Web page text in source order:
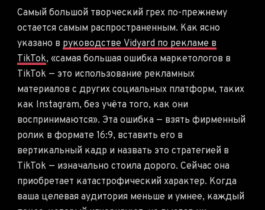
Самый большой творческий грех по-прежнему
остается самым распространенным. Как ясно
указано в руководстве Vidyard по рекламе в
TikTok, «самая большая ошибка маркетологов в
TikTok — это использование рекламных
материалов с других социальных платформ, таких
как Instagram, без учёта того, как они
воспринимаются». Эта ошибка — взять фирменный
ролик в формате 16:9, вставить его в
вертикальный кадр и назвать это стратегией в
TikTok — изначально стоила дорого. Сейчас она
приобретает катастрофический характер. Когда
ваша целевая аудитория меньше и умнее, каждый